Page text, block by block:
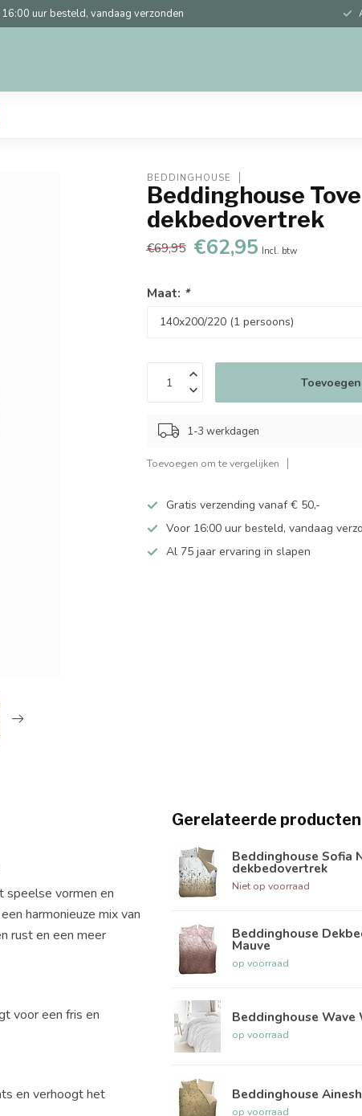
uur besteld, vandaag verzonden
BEDDINGHOUSE
Beddinghouse
dekbedovertrek
€69,95 €62,95 Incl. btw
Maat: *
1-3 werkdagen
Toevoegen om te vergelijken
Gratis verzending vanaf € 50,-
Voor 16:00 uur besteld, vandaag
Al 75 jaar ervaring in slapen
speelse vormen en
harmonieuze mix van
rust en een meer
voor een fris en
en verhoogt het
Gerelateerde producten
Beddinghouse Sofia
dekbedovertrek
Niet op voorraad
Beddinghouse
Mauve
op voorraad
Beddinghouse
op voorraad
Beddinghouse
op voorraad